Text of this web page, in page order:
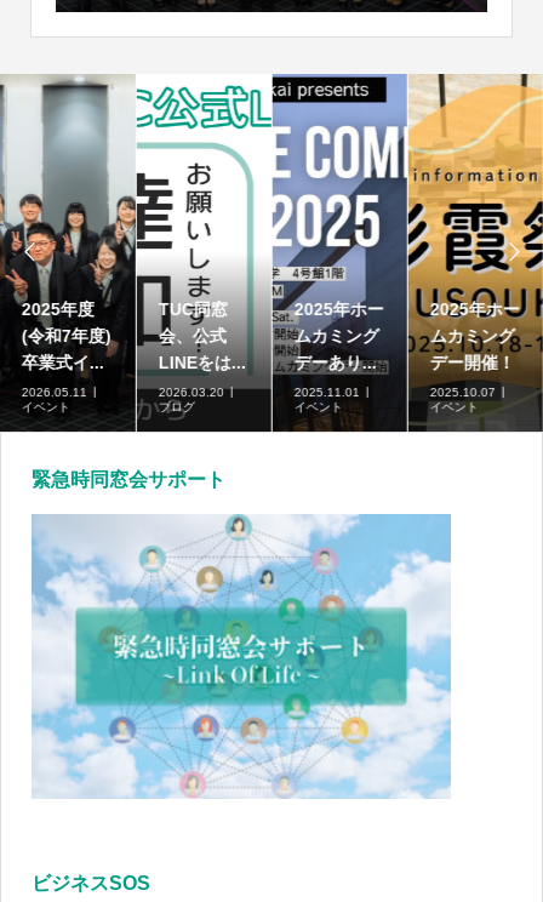

2025年度
(令和7年度)
卒業式イ...
2026.05.11
イベント
TUC同窓
会、公式
LINEをは...
2026.03.20
ブログ
2025年ホー
ムカミング
デーあり...
2025.11.01
イベント
2025年ホー
ムカミング
デー開催！
2025.10.07
イベント

緊急時同窓会サポート
ビジネスSOS